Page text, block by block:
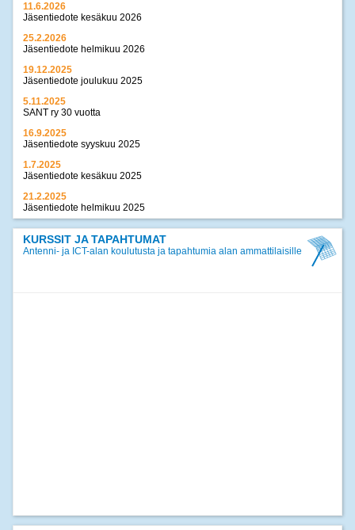
11.6.2026
Jäsentiedote kesäkuu 2026
25.2.2026
Jäsentiedote helmikuu 2026
19.12.2025
Jäsentiedote joulukuu 2025
5.11.2025
SANT ry 30 vuotta
16.9.2025
Jäsentiedote syyskuu 2025
1.7.2025
Jäsentiedote kesäkuu 2025
21.2.2025
Jäsentiedote helmikuu 2025
17.12.2024
Jäsentiedote joulukuu 2024
KURSSIT JA TAPAHTUMAT
Antenni- ja ICT-alan koulutusta ja tapahtumia alan ammattilaisille